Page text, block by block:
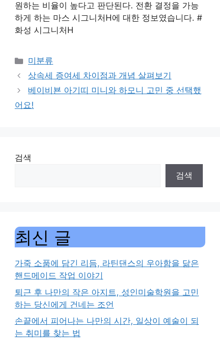
원하는 비율이 높다고 판단된다. 전환 결정을 가능
하게 하는 마스 시그니처H에 대한 정보였습니다. #
화성 시그니처H
Categories
미분류
상속세 증여세 차이점과 개념 살펴보기
베이비뵨 아기띠 미니와 하모니 고민 중 선택했
어요!
검색
검색
최신 글
가죽 소품에 담긴 리듬, 라틴댄스의 우아함을 닮은
핸드메이드 작업 이야기
퇴근 후 나만의 작은 아지트, 성인미술학원을 고민
하는 당신에게 건네는 조언
손끝에서 피어나는 나만의 시간, 일상이 예술이 되
는 취미를 찾는 법